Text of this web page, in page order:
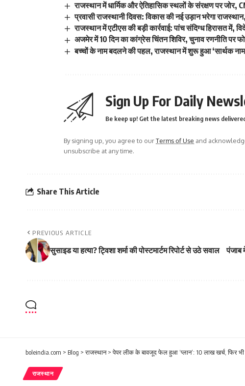
राजस्थान में धार्मिक और ऐतिहासिक स्थलों के संरक्षण पर जोर,
प्रवासी राजस्थानी दिवस: विकास की नई उड़ान भरेगा
राजस्थान में एटीएस की बड़ी कार्रवाई: पांच संदिग्ध हिरासत में,
अजमेर में 10 दिन का कांग्रेस चिंतन शिविर, चुनाव रणनीति पर
बच्चों के नाम बदलने की पहल, राजस्थान में शुरू हुआ ‘सार्थक नाम
Sign Up For Daily
Be keep up! Get the latest breaking news
By signing up, you agree to ourTerms of Use and
unsubscribe at any time.
Share This Article
PREVIOUS ARTICLE
सुसाइड या हत्या? ट्विशा शर्मा की पोस्टमार्टम रिपोर्ट से उठे सवाल पंजाब
boleindia.com > Blog >राजस्थान>पेपर लीक के बावजूद फेल हुआ ‘प्लान’: 10 लाख खर्च, फिर
राजस्थान